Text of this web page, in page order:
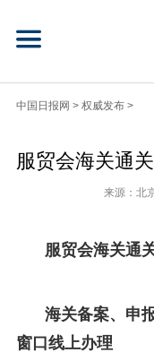
中国日报网 > 权威发布>
服贸会海关通
来源：北
服贸会海关通
海关备案、申
窗口线上办理